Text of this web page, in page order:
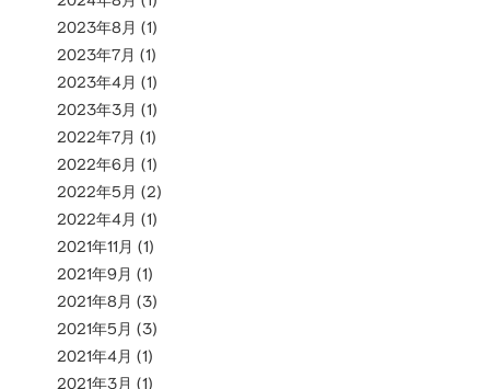
2023年8月 (1)
2023年7月 (1)
2023年4月 (1)
2023年3月 (1)
2022年7月 (1)
2022年6月 (1)
2022年5月 (2)
2022年4月 (1)
2021年11月 (1)
2021年9月 (1)
2021年8月 (3)
2021年5月 (3)
2021年4月 (1)
2021年3月 (1)